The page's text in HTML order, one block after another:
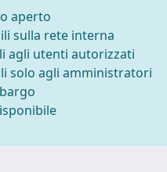
aperto
sulla rete interna
agli utenti autorizzati
solo agli amministratori